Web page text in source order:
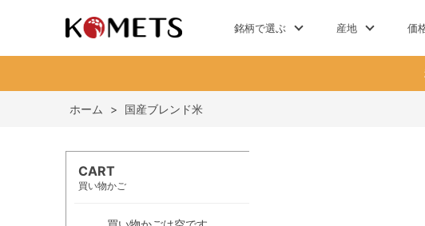
銘柄で選ぶ 産地 価
ホーム > 国産ブレンド米
CART
買い物かご